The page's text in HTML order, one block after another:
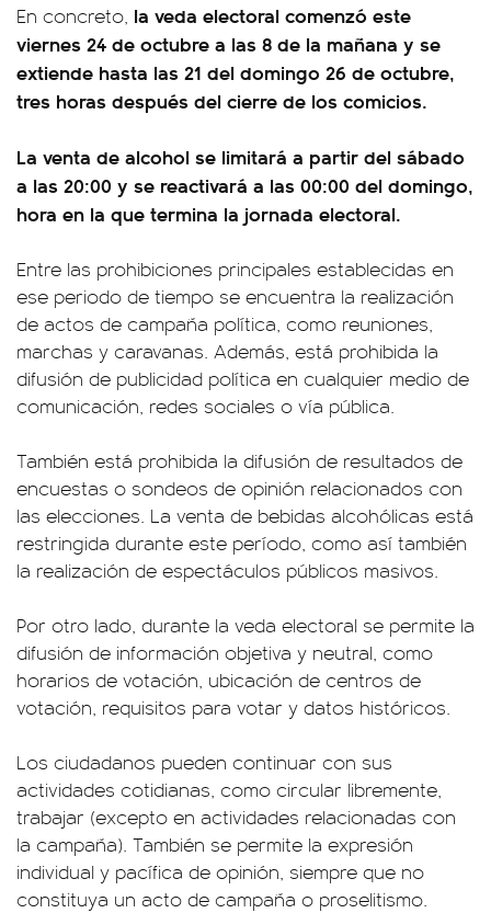
En concreto, la veda electoral comenzó este
viernes 24 de octubre a las 8 de la mañana y se
extiende hasta las 21 del domingo 26 de octubre,
tres horas después del cierre de los comicios.
La venta de alcohol se limitará a partir del sábado
a las 20:00 y se reactivará a las 00:00 del domingo,
hora en la que termina la jornada electoral.
Entre las prohibiciones principales establecidas en
ese periodo de tiempo se encuentra la realización
de actos de campaña política, como reuniones,
marchas y caravanas. Además, está prohibida la
difusión de publicidad política en cualquier medio de
comunicación, redes sociales o vía pública.
También está prohibida la difusión de resultados de
encuestas o sondeos de opinión relacionados con
las elecciones. La venta de bebidas alcohólicas está
restringida durante este período, como así también
la realización de espectáculos públicos masivos.
Por otro lado, durante la veda electoral se permite la
difusión de información objetiva y neutral, como
horarios de votación, ubicación de centros de
votación, requisitos para votar y datos históricos.
Los ciudadanos pueden continuar con sus
actividades cotidianas, como circular libremente,
trabajar (excepto en actividades relacionadas con
la campaña). También se permite la expresión
individual y pacífica de opinión, siempre que no
constituya un acto de campaña o proselitismo.